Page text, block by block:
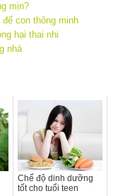
mịn?
con thông minh
hại thai nhi
nhà
Chế độ dinh dưỡng
tốt cho tuổi teen